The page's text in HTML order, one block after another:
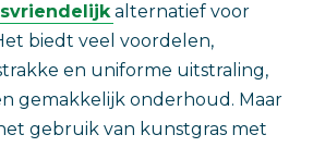
alternatief voor
biedt veel voordelen,
en uniforme uitstraling,
gemakkelijk onderhoud. Maar
gebruik van kunstgras met